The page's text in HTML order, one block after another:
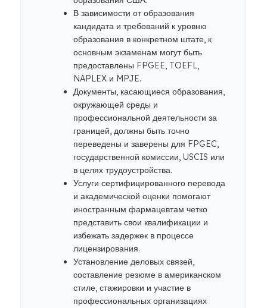
В зависимости от образования
кандидата и требований к уровню
образования в конкретном штате, к
основным экзаменам могут быть
предоставлены FPGEE, TOEFL,
NAPLEX и MPJE.
Документы, касающиеся образования,
окружающей среды и
профессиональной деятельности за
границей, должны быть точно
переведены и заверены для FPGEC,
государственной комиссии, USCIS или
в целях трудоустройства.
Услуги сертифицированного перевода
и академической оценки помогают
иностранным фармацевтам четко
представить свои квалификации и
избежать задержек в процессе
лицензирования.
Установление деловых связей,
составление резюме в американском
стиле, стажировки и участие в
профессиональных организациях